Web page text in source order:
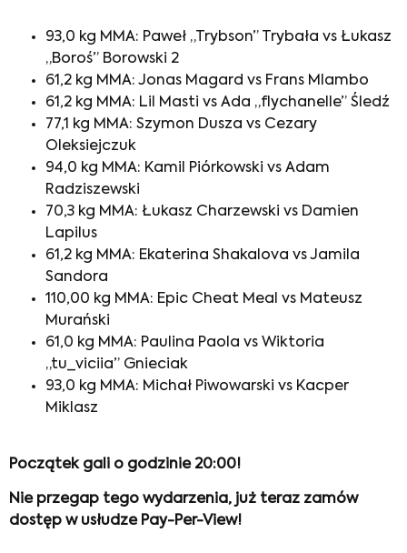
93,0 kg MMA: Paweł „Trybson” Trybała vs Łukasz
„Boroś” Borowski 2
61,2 kg MMA: Jonas Magard vs Frans Mlambo
61,2 kg MMA: Lil Masti vs Ada „flychanelle” Śledź
77,1 kg MMA: Szymon Dusza vs Cezary
Oleksiejczuk
94,0 kg MMA: Kamil Piórkowski vs Adam
Radziszewski
70,3 kg MMA: Łukasz Charzewski vs Damien
Lapilus
61,2 kg MMA: Ekaterina Shakalova vs Jamila
Sandora
110,00 kg MMA: Epic Cheat Meal vs Mateusz
Murański
61,0 kg MMA: Paulina Paola vs Wiktoria
„tu_viciia” Gnieciak
93,0 kg MMA: Michał Piwowarski vs Kacper
Miklasz
Początek gali o godzinie 20:00!
Nie przegap tego wydarzenia, już teraz zamów
dostęp w usłudze Pay-Per-View!